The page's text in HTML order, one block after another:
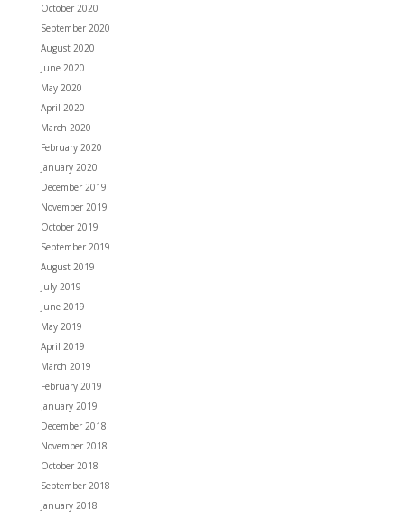
October 2020
September 2020
August 2020
June 2020
May 2020
April 2020
March 2020
February 2020
January 2020
December 2019
November 2019
October 2019
September 2019
August 2019
July 2019
June 2019
May 2019
April 2019
March 2019
February 2019
January 2019
December 2018
November 2018
October 2018
September 2018
January 2018